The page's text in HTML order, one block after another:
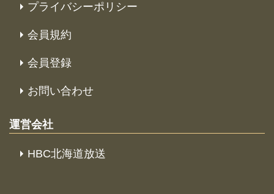
プライバシーポリシー
会員規約
会員登録
お問い合わせ
運営会社
HBC北海道放送